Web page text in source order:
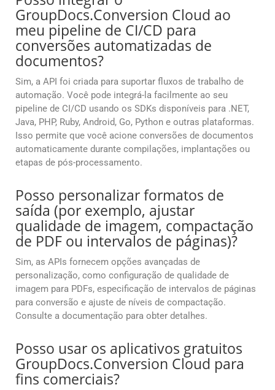
GroupDocs.Conversion Cloud ao
meu pipeline de CI/CD para
conversões automatizadas de
documentos?
Sim, a API foi criada para suportar fluxos de trabalho de
automação. Você pode integrá-la facilmente ao seu
pipeline de CI/CD usando os SDKs disponíveis para .NET,
Java, PHP, Ruby, Android, Go, Python e outras plataformas.
Isso permite que você acione conversões de documentos
automaticamente durante compilações, implantações ou
etapas de pós-processamento.
Posso personalizar formatos de
saída (por exemplo, ajustar
qualidade de imagem, compactação
de PDF ou intervalos de páginas)?
Sim, as APIs fornecem opções avançadas de
personalização, como configuração de qualidade de
imagem para PDFs, especificação de intervalos de páginas
para conversão e ajuste de níveis de compactação.
Consulte a documentação para obter detalhes.
Posso usar os aplicativos gratuitos
GroupDocs.Conversion Cloud para
fins comerciais?